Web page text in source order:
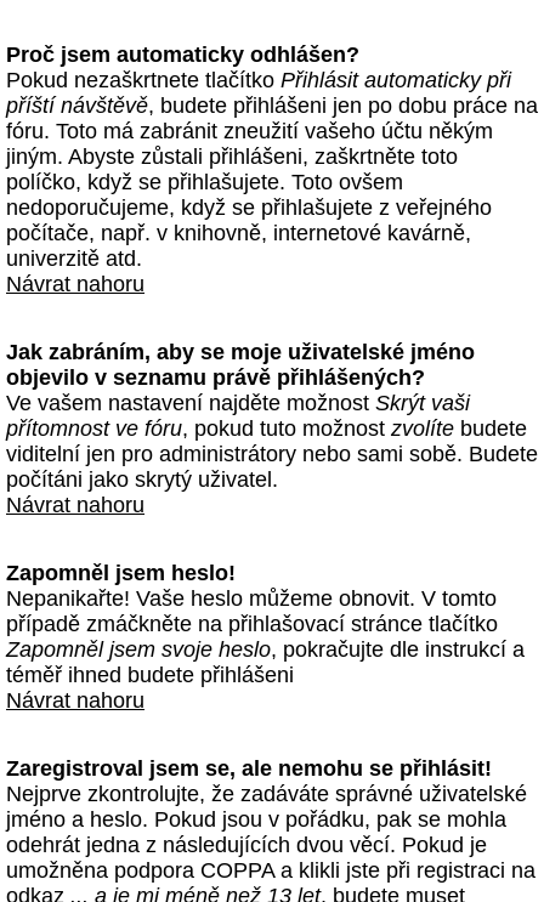
Proč jsem automaticky odhlášen?
Pokud nezaškrtnete tlačítko Přihlásit automaticky při
příští návštěvě, budete přihlášeni jen po dobu práce na
fóru. Toto má zabránit zneužití vašeho účtu někým
jiným. Abyste zůstali přihlášeni, zaškrtněte toto
políčko, když se přihlašujete. Toto ovšem
nedoporučujeme, když se přihlašujete z veřejného
počítače, např. v knihovně, internetové kavárně,
univerzitě atd.
Návrat nahoru
Jak zabráním, aby se moje uživatelské jméno
objevilo v seznamu právě přihlášených?
Ve vašem nastavení najděte možnost Skrýt vaši
přítomnost ve fóru, pokud tuto možnost zvolíte budete
viditelní jen pro administrátory nebo sami sobě. Budete
počítáni jako skrytý uživatel.
Návrat nahoru
Zapomněl jsem heslo!
Nepanikařte! Vaše heslo můžeme obnovit. V tomto
případě zmáčkněte na přihlašovací stránce tlačítko
Zapomněl jsem svoje heslo, pokračujte dle instrukcí a
téměř ihned budete přihlášeni
Návrat nahoru
Zaregistroval jsem se, ale nemohu se přihlásit!
Nejprve zkontrolujte, že zadáváte správné uživatelské
jméno a heslo. Pokud jsou v pořádku, pak se mohla
odehrát jedna z následujících dvou věcí. Pokud je
umožněna podpora COPPA a klikli jste při registraci na
odkaz ... a je mi méně než 13 let, budete muset